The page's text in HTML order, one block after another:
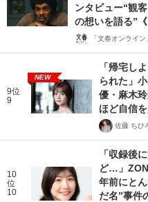
ンタビュー“観
の想いを語る”
「文春オンライ
9位
9
NEW
「帰宅し
られた」
優・麻木
ほど自信
佐藤 ちひ
10
位
10
「収録後
ど…」
年前にと
だ名”事件